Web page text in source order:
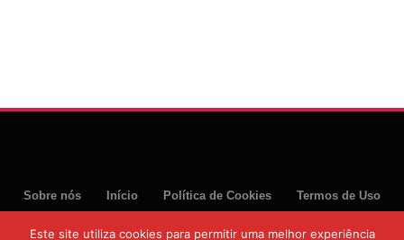
Sobre nós Início Política de Cookies
Termos de Uso
Este site utiliza cookies para permitir uma melhor experiência